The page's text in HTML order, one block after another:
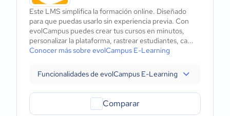
Este LMS simplifica la formación online. Diseñado
para que puedas usarlo sin experiencia previa. Con
evolCampus puedes crear tus cursos en minutos,
personalizar la plataforma, rastrear estudiantes, ca...
Conocer más sobre evolCampus E-Learning
Funcionalidades de evolCampus E-Learning
Comparar